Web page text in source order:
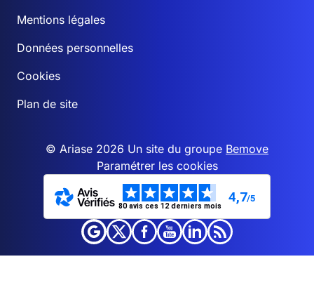
Mentions légales
Données personnelles
Cookies
Plan de site
© Ariase 2026 Un site du groupe Bemove
Paramétrer les cookies
80 avis ces 12 derniers mois
4,7/5